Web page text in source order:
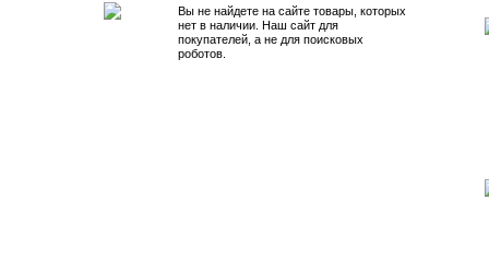
Вы не найдете на сайте товары, которых
нет в наличии. Наш сайт для
покупателей, а не для поисковых
роботов.